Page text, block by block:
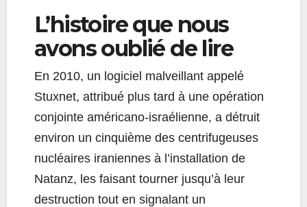
L’histoire que nous
avons oublié de lire
En 2010, un logiciel malveillant appelé
Stuxnet, attribué plus tard à une opération
conjointe américano-israélienne, a détruit
environ un cinquième des centrifugeuses
nucléaires iraniennes à l’installation de
Natanz, les faisant tourner jusqu’à leur
destruction tout en signalant un